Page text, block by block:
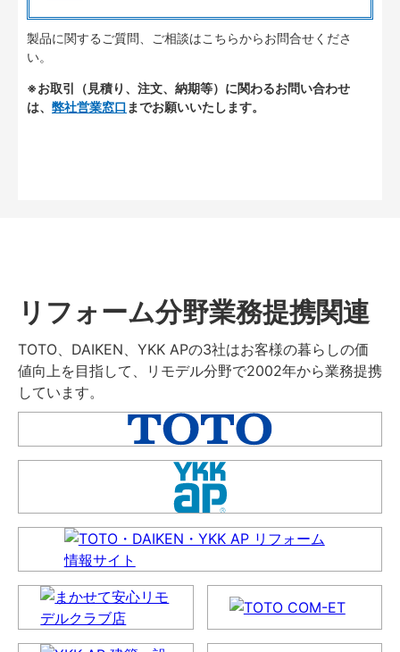
製品に関するご質問、ご相談はこちらからお問合せくださ
い。
※お取引（見積り、注文、納期等）に関わるお問い合わせ
は、 弊社営業窓口 までお願いいたします。
リフォーム分野業務提携関連
TOTO、DAIKEN、YKK APの3社はお客様の暮らしの価
値向上を目指して、リモデル分野で2002年から業務提携
しています。